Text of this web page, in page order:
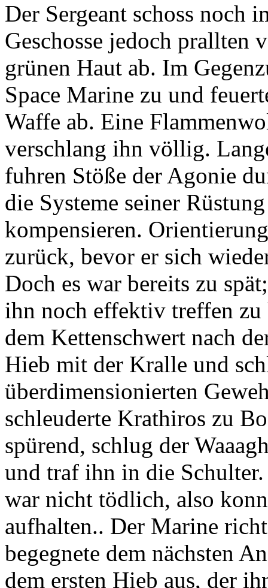
Der Sergeant schoss noch
Geschosse jedoch prallten
grünen Haut ab. Im
Space Marine zu und
Waffe ab. Eine
verschlang ihn völlig.
fuhren Stöße der Agonie
die Systeme seiner
kompensieren.
zurück, bevor er sich
Doch es war bereits zu
ihn noch effektiv treffen zu
dem Kettenschwert nach
Hieb mit der Kralle und
überdimensionierten
schleuderte Krathiros zu
spürend, schlug der
und traf ihn in die
war nicht tödlich, also
aufhalten.. Der Marine
begegnete dem nächsten
dem ersten Hieb aus, der